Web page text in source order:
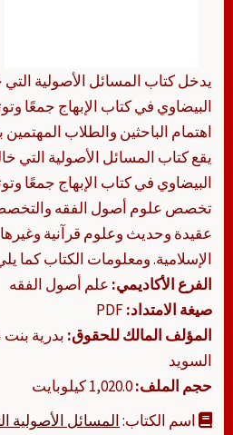
يدخل كتاب المسائل الأصولية التي
البيضاوي في كتاب الإبهاج جمعًا
اهتمام الباحثين والطلاب
يقع كتاب المسائل الأصولية التي
البيضاوي في كتاب الإبهاج جمعًا
تخصص علوم أصول الفقه
عقيدة وحديث وعلوم قرآنية
الإسلامية. ومعلومات الكتاب كما
الفرع الأكاديمي: علم أصول الفقه
صيغة الامتداد:
المؤلف المالك للحقوق: بدرية بنت
السويد
حجم الملف:1,020.0 كيلوبايت
اسم الكتاب:المسائل الأصولية